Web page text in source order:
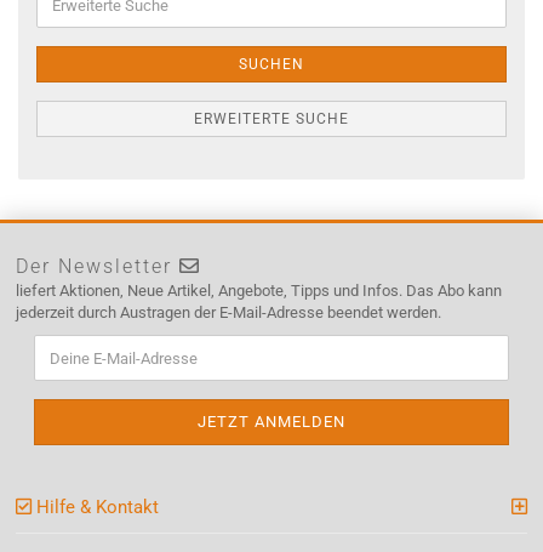
Suche
SUCHEN
ERWEITERTE SUCHE
Der Newsletter
liefert Aktionen, Neue Artikel, Angebote, Tipps und Infos. Das Abo kann
jederzeit durch Austragen der E-Mail-Adresse beendet werden.
Hilfe & Kontakt